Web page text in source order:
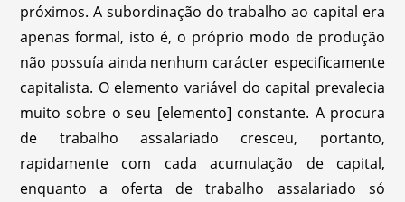
próximos. A subordinação do trabalho ao capital era
apenas formal, isto é, o próprio modo de produção
não possuía ainda nenhum carácter especificamente
capitalista. O elemento variável do capital prevalecia
muito sobre o seu [elemento] constante. A procura
de trabalho assalariado cresceu, portanto,
rapidamente com cada acumulação de capital,
enquanto a oferta de trabalho assalariado só